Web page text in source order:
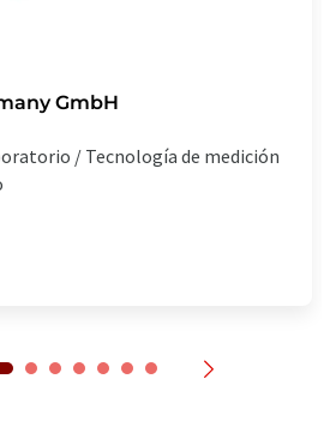
GmbH
/ Tecnología de medición